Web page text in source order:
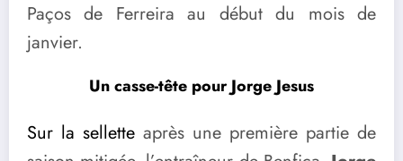
Paços de Ferreira au début du mois de
janvier.
Un casse-tête pour Jorge Jesus
Sur la sellette après une première partie de